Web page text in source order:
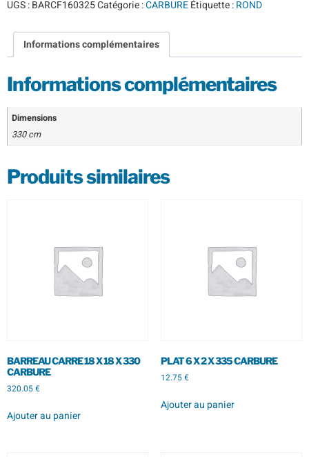
UGS :BARCF160325Catégorie :CARBUREÉtiquette :ROND
Informations complémentaires
Informations complémentaires
Dimensions
330 cm
Produits similaires
BARREAU CARRE 18 X 18 X 330
CARBURE
320.05€
Ajouter au panier
PLAT 6 X 2 X 335 CARBURE
12.75€
Ajouter au panier